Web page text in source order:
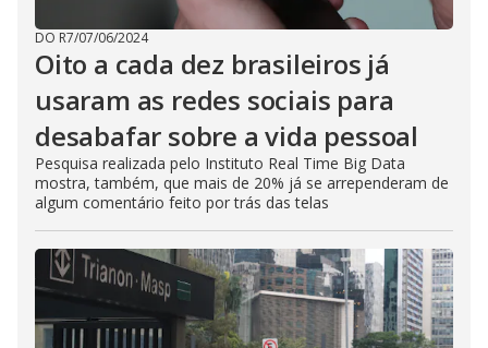
DO R7/07/06/2024
Oito a cada dez brasileiros já
usaram as redes sociais para
desabafar sobre a vida pessoal
Pesquisa realizada pelo Instituto Real Time Big Data
mostra, também, que mais de 20% já se arrependeram de
algum comentário feito por trás das telas